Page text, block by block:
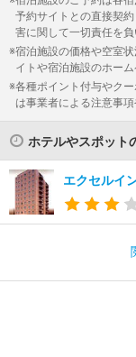
予約サイトとの直接契
害に関して一切責任を負
宿泊施設の価格や空室
イトや宿泊施設のホー
各種ポイント付与やク
は事業者による注意事
ホテルやスポット
エクセルイ